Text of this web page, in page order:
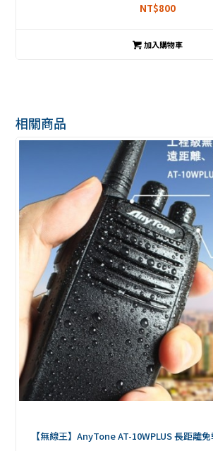
NT$800
加入購物車
相關商品
【無線王】AnyTone AT-10WPLUS 長距離